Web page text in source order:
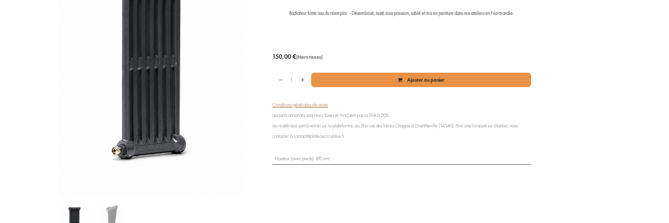
Radiateur fonte issu du réemploi - Désemboué, testé sous pression, sablé et mis en peinture dans nos ateliers en Normandie.
150,00€(Hors taxes)
Ajouter au panier
Conditions générales de vente
Les tarifs annoncés sont Hors Taxes et n'incluent pas la TVA à 20%.
Les matériaux sont à retirer sur la plateforme, au 2bis rue des frères Chappe à Grentheville (14540). Pour une livraison sur chantier, nous
contacter à contact@plateaucirculaire.fr
Hauteur (avec pieds): 870 mm